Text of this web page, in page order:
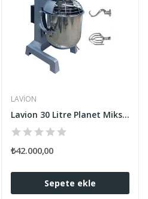
LAVION
Lavion 30 Litre Planet Mikser Profesyonel 3...
₺42.000,00
Sepete ekle